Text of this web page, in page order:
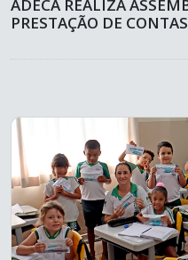
ADECA REALIZA
PRESTAÇÃO DE